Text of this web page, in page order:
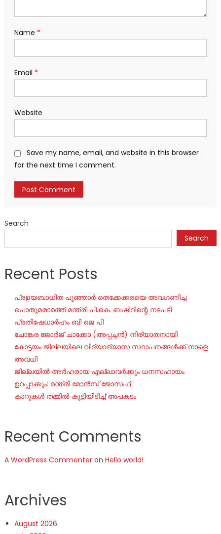
Name *
Email *
Website
Save my name, email, and website in this browser
for the next time I comment.
Search
Search
Recent Posts
പ്രളയബാധിത പൂഞ്ഞാർ തെക്കേക്കരയെ അവഗണിച്ച
പൊതുമരാമത്ത് മന്ത്രി പി.കെ. ബഷീറിന്റെ നടപടി
പ്രതിഷേധാർഹം ബി ജെ പി
ചോങ്കര ജോര്‍ജ് ചാക്കോ (അപ്പച്ചന്‍) നിര്യാതനായി
കോട്ടയം ജില്ലയിലെ വിദ്യാഭ്യാസ സ്ഥാപനങ്ങൾക്ക് നാളെ
അവധി
ജില്ലയില്‍ അര്‍ഹരായ എല്ലാവര്‍ക്കും ധനസഹായം
ഉറപ്പാക്കും: മന്ത്രി മോന്‍സ് ജോസഫ്
കാറുകൾ തമ്മിൽ കൂട്ടിയിടിച്ച് അപകടം
Recent Comments
A WordPress Commenteron Hello world!
Archives
August 2026